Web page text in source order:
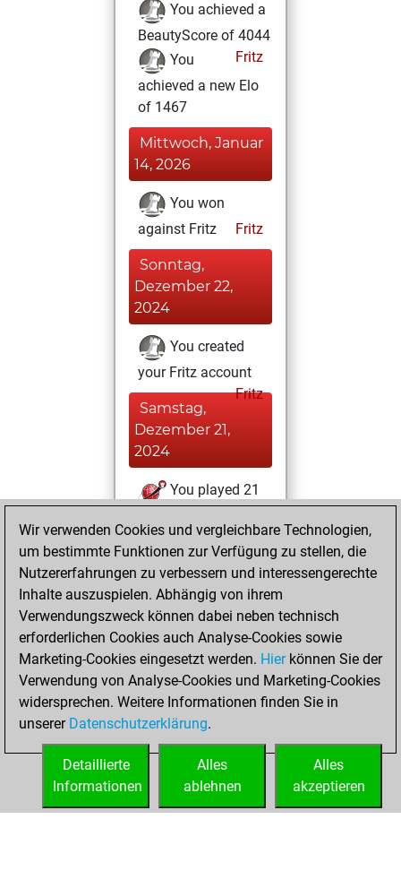
You achieved a
BeautyScore of 4044
Fritz
You
achieved a new Elo
of 1467
Mittwoch, Januar
14, 2026
You won
against Fritz
Fritz
Sonntag,
Dezember 22,
2024
You created
your Fritz account
Fritz
Samstag,
Dezember 21,
2024
You played 21
You scored +2
=0 -19 in blitz
Samstag,
Dezember 14,
2024
You played 1
slow games
Play
You scored +0
=0 -1 in slow games
Wir verwenden Cookies und vergleichbare Technologien,
um bestimmte Funktionen zur Verfügung zu stellen, die
Nutzererfahrungen zu verbessern und interessengerechte
Inhalte auszuspielen. Abhängig von ihrem
Verwendungszweck können dabei neben technisch
erforderlichen Cookies auch Analyse-Cookies sowie
Marketing-Cookies eingesetzt werden. Hierkönnen Sie der
Verwendung von Analyse-Cookies und Marketing-Cookies
widersprechen. Weitere Informationen finden Sie in
unserer Datenschutzerklärung.
Alles
akzeptieren
Alles
ablehnen
Detaillierte
Informationen